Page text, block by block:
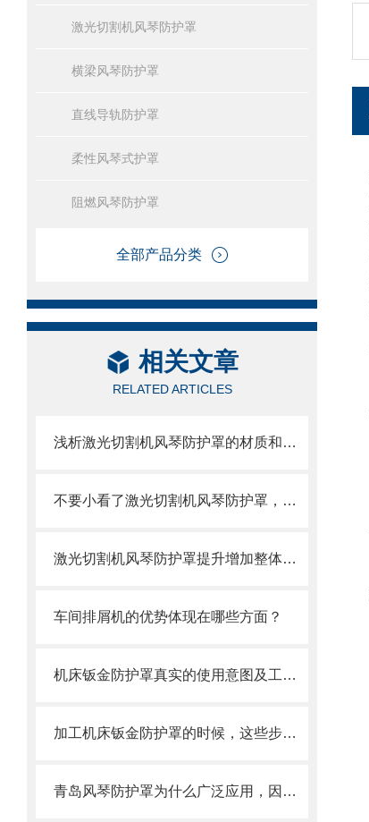
激光切割机风琴防护罩
横梁风琴防护罩
直线导轨防护罩
柔性风琴式护罩
阻燃风琴防护罩
全部产品分类
相关文章
RELATED ARTICLES
浅析激光切割机风琴防护罩的材质和结构
不要小看了激光切割机风琴防护罩，它可有不少优势呢
激光切割机风琴防护罩提升增加整体机床的价值
车间排屑机的优势体现在哪些方面？
机床钣金防护罩真实的使用意图及工艺过程是怎么样的
加工机床钣金防护罩的时候，这些步骤是很重要的
青岛风琴防护罩为什么广泛应用，因为它的优点太多了